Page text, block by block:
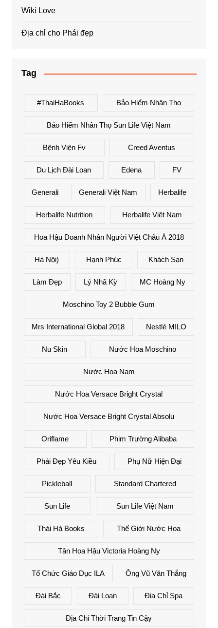
Wiki Love
Địa chỉ cho Phái đẹp
Tag
#ThaiHaBooks Bảo Hiểm Nhân Thọ
Bảo Hiểm Nhân Thọ Sun Life Việt Nam
Bệnh Viện Fv Creed Aventus
Du Lịch Đài Loan Edena FV
Generali Generali Việt Nam Herbalife
Herbalife Nutrition Herbalife Việt Nam
Hoa Hậu Doanh Nhân Người Việt Châu Á 2018
Hà Nội) Hạnh Phúc Khách Sạn
Làm Đẹp Lý Nhã Kỳ MC Hoàng Ny
Moschino Toy 2 Bubble Gum
Mrs International Global 2018 Nestlé MILO
Nu Skin Nước Hoa Moschino
Nước Hoa Nam
Nước Hoa Versace Bright Crystal
Nước Hoa Versace Bright Crystal Absolu
Oriflame Phim Trường Alibaba
Phái Đẹp Yêu Kiều Phụ Nữ Hiện Đại
Pickleball Standard Chartered
Sun Life Sun Life Việt Nam
Thái Hà Books Thế Giới Nước Hoa
Tân Hoa Hậu Victoria Hoàng Ny
Tổ Chức Giáo Dục ILA Ông Vũ Văn Thắng
Đài Bắc Đài Loan Địa Chỉ Spa
Địa Chỉ Thời Trang Tin Cậy